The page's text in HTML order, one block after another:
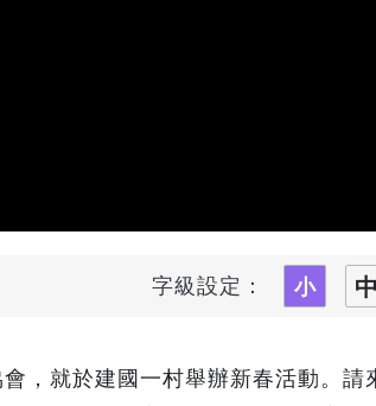
字級設定：
，就於建國一村舉辦新春活動。請